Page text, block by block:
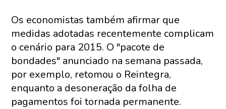
Os economistas também afirmar que
medidas adotadas recentemente complicam
o cenário para 2015. O "pacote de
bondades" anunciado na semana passada,
por exemplo, retomou o Reintegra,
enquanto a desoneração da folha de
pagamentos foi tornada permanente.